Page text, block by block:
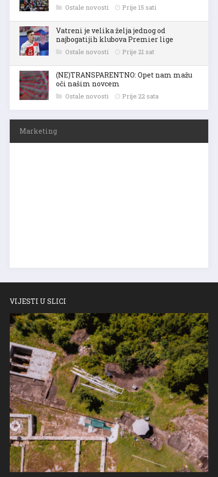
Ostale novosti Prije 15 sati
Vatreni je velika želja jednog od
najbogatijih klubova Premier lige
Ostale novosti Prije 21 sat
(NE)TRANSPARENTNO: Opet nam mažu
oči našim novcem
Ostale novosti Prije 22 sata
Marketing
VIJESTI U SLICI